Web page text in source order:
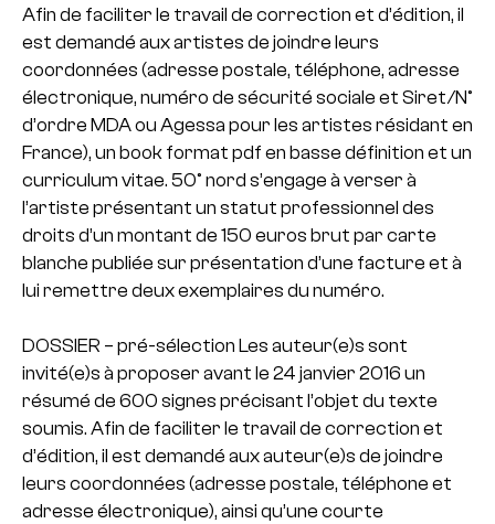
Afin de faciliter le travail de correction et d’édition, il
est demandé aux artistes de joindre leurs
coordonnées (adresse postale, téléphone, adresse
électronique, numéro de sécurité sociale et Siret/N°
d’ordre MDA ou Agessa pour les artistes résidant en
France), un book format pdf en basse définition et un
curriculum vitae. 50° nord s’engage à verser à
l’artiste présentant un statut professionnel des
droits d’un montant de 150 euros brut par carte
blanche publiée sur présentation d’une facture et à
lui remettre deux exemplaires du numéro.
DOSSIER – pré-sélection Les auteur(e)s sont
invité(e)s à proposer avant le 24 janvier 2016 un
résumé de 600 signes précisant l’objet du texte
soumis. Afin de faciliter le travail de correction et
d’édition, il est demandé aux auteur(e)s de joindre
leurs coordonnées (adresse postale, téléphone et
adresse électronique), ainsi qu’une courte